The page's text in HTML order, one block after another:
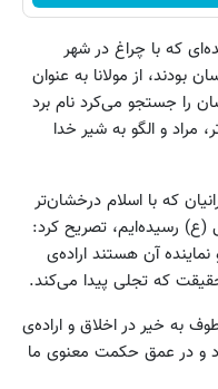
که با چراغ در شهر
از مولانا به عنوان
را جستجو می‌کرد نام برد
مراد و الگو به شیر خدا
که با اسلام درخشان‌تر
رسیده‌ایم، تصریح کرد:
آن هستند اراده‌ی
که تجلی پیدا می‌کند.
به خیر در اخلاق و اراده‌ی
و در عمق حکمت معنوی ما